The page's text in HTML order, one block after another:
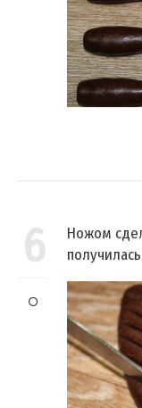
6
Ножом